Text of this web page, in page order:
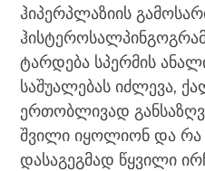
ჰიპერპლაზიის
ტარდება სპერმის
საშუალებას იძლევა,
ერთობლივად
შვილი იყოლიონ და რა
დასაგეგმად წყვილი